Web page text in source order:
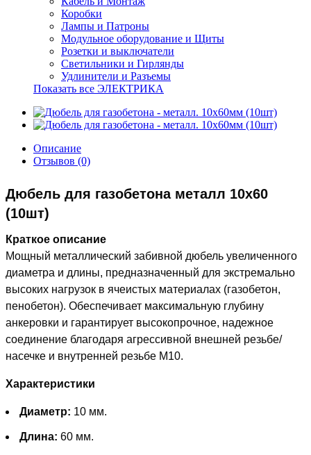
Коробки
Лампы и Патроны
Модульное оборудование и Щиты
Розетки и выключатели
Светильники и Гирлянды
Удлинители и Разъемы
Показать все ЭЛЕКТРИКА
Описание
Отзывов (0)
Дюбель для газобетона металл 10х60
(10шт)
Краткое описание
Мощный металлический забивной дюбель увеличенного
диаметра и длины, предназначенный для экстремально
высоких нагрузок в ячеистых материалах (газобетон,
пенобетон). Обеспечивает максимальную глубину
анкеровки и гарантирует высокопрочное, надежное
соединение благодаря агрессивной внешней резьбе/
насечке и внутренней резьбе М10.
Характеристики
Диаметр: 10 мм.
Длина: 60 мм.